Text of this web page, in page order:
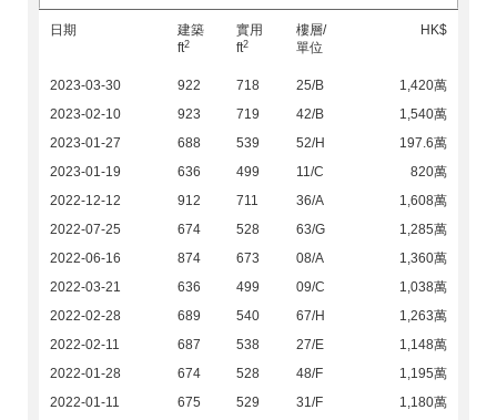
日期
建築
ft2
實用
ft2
樓層/
單位
HK$
2023-03-30 922 718 25/B
1,420萬
2023-02-10
923 719 42/B
1,540萬
2023-01-27
688 539 52/H
197.6萬
2023-01-19
636 499 11/C
820萬
2022-12-12
912 711 36/A
1,608萬
2022-07-25
674 528 63/G
1,285萬
2022-06-16
874 673 08/A
1,360萬
2022-03-21
636 499 09/C
1,038萬
2022-02-28
689 540 67/H
1,263萬
2022-02-11
687 538 27/E
1,148萬
2022-01-28
674 528 48/F
1,195萬
2022-01-11
675 529 31/F 1,180萬